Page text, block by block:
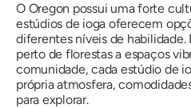
O Oregon possui uma forte
estúdios de ioga oferecem
diferentes níveis de habilidade.
perto de florestas a espaços
comunidade, cada estúdio de
própria atmosfera,
para explorar.